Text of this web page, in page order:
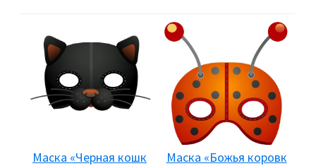
Маска «Черная кошк
Маска «Божья коровк